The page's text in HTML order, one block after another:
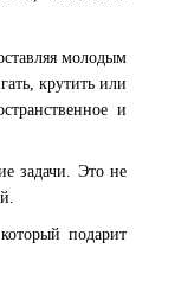
молодым
крутить или
и
задачи. Это не
подарит